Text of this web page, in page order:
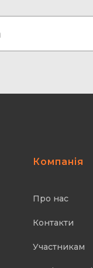
Компанія
Про нас
Контакти
Участникам